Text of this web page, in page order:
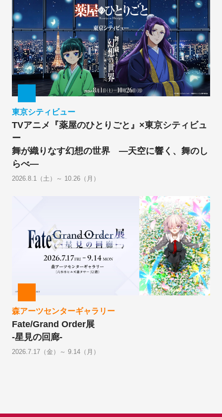
東京シティビュー
TVアニメ『薬屋のひとりごと』×東京シティビュ
ー
舞が織りなす幻想の世界 ―天空に響く、舞のし
らべ―
2026.8.1（土）～ 10.26（月）
森アーツセンターギャラリー
Fate/Grand Order展
-星見の回廊-
2026.7.17（金）～ 9.14（月）